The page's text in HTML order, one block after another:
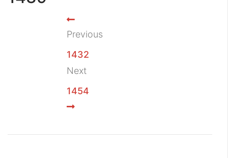
Previous
1432
Next
1454